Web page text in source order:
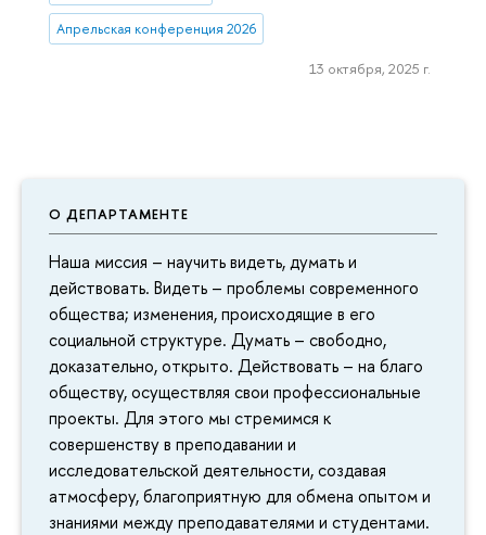
О ДЕПАРТАМЕНТЕ
Наша миссия – научить видеть, думать и
действовать. Видеть – проблемы современного
общества; изменения, происходящие в его
социальной структуре. Думать – свободно,
доказательно, открыто. Действовать – на благо
обществу, осуществляя свои профессиональные
проекты. Для этого мы стремимся к
совершенству в преподавании и
исследовательской деятельности, создавая
атмосферу, благоприятную для обмена опытом и
знаниями между преподавателями и студентами.
Апрельская конференция 2026
13 октября, 2025 г.